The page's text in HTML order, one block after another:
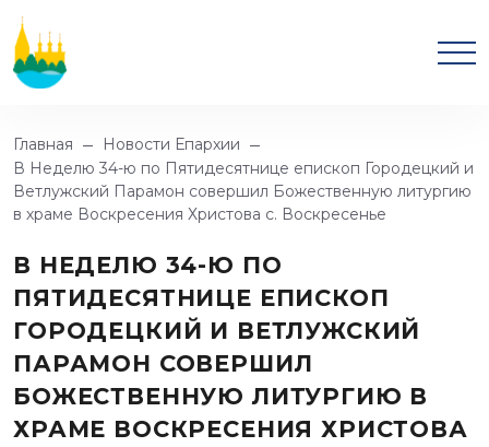
Главная
Новости Епархии
В Неделю 34-ю по Пятидесятнице епископ Городецкий и
Ветлужский Парамон совершил Божественную литургию
в храме Воскресения Христова c. Воскресенье
В НЕДЕЛЮ 34-Ю ПО
ПЯТИДЕСЯТНИЦЕ ЕПИСКОП
ГОРОДЕЦКИЙ И ВЕТЛУЖСКИЙ
ПАРАМОН СОВЕРШИЛ
БОЖЕСТВЕННУЮ ЛИТУРГИЮ В
ХРАМЕ ВОСКРЕСЕНИЯ ХРИСТОВА